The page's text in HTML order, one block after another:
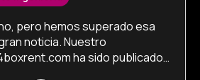
pero hemos superado esa
noticia. Nuestro
ha sido publicado